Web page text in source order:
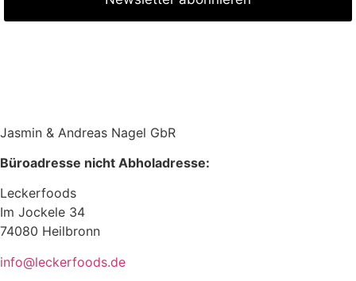
Jasmin & Andreas Nagel GbR
Büroadresse nicht Abholadresse:
Leckerfoods
Im Jockele 34
74080 Heilbronn
info@leckerfoods.de